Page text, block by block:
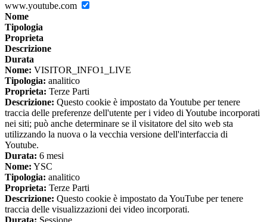
www.youtube.com
Nome
Tipologia
Proprieta
Descrizione
Durata
Nome: VISITOR_INFO1_LIVE
Tipologia: analitico
Proprieta: Terze Parti
Descrizione: Questo cookie è impostato da Youtube per tenere
traccia delle preferenze dell'utente per i video di Youtube incorporati
nei siti; può anche determinare se il visitatore del sito web sta
utilizzando la nuova o la vecchia versione dell'interfaccia di
Youtube.
Durata: 6 mesi
Nome: YSC
Tipologia: analitico
Proprieta: Terze Parti
Descrizione: Questo cookie è impostato da YouTube per tenere
traccia delle visualizzazioni dei video incorporati.